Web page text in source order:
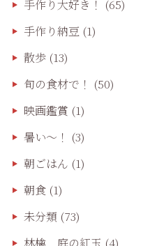
手作り大好き！ (65)
手作り納豆 (1)
散歩(13)
旬の食材で！ (50)
映画鑑賞 (1)
暑い～！ (3)
朝ごはん (1)
朝食(1)
未分類 (73)
林檎 庭の紅玉 (4)